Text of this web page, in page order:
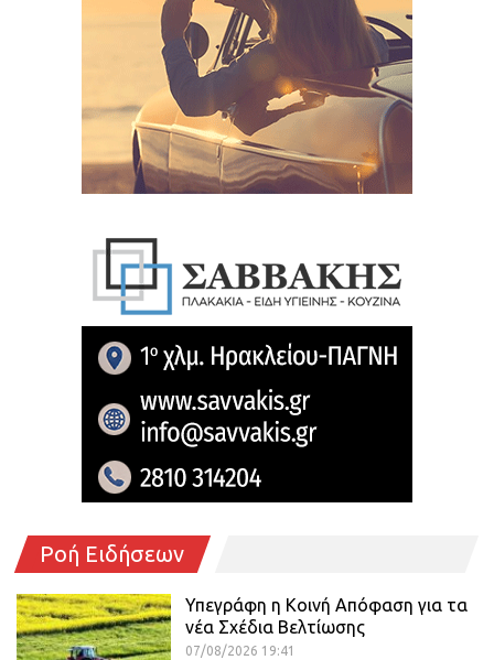
Ροή Ειδήσεων
Υπεγράφη η Κοινή Απόφαση για τα
νέα Σχέδια Βελτίωσης
07/08/2026 19:41